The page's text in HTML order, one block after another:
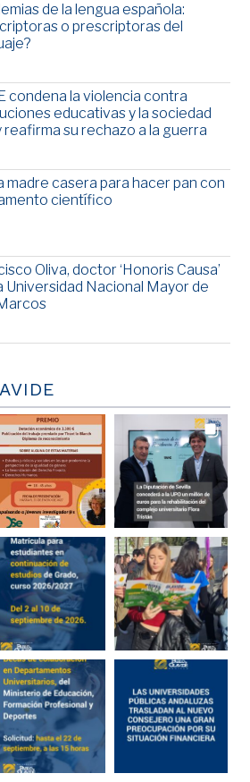
de la lengua española:
o prescriptoras del
condena la violencia contra
educativas y la sociedad
reafirma su rechazo a la guerra
madre casera para hacer pan con
científico
Oliva, doctor ‘Honoris Causa’
Universidad Nacional Mayor de